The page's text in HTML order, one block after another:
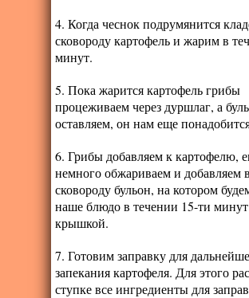
4. Когда чеснок подрумянится
сковороду картофель и жарим в
минут.
5. Пока жарится картофель грибы
процеживаем через дуршлаг, а
оставляем, он нам еще
6. Грибы добавляем к картофелю,
немного обжариваем и добавляем в
сковороду бульон, на котором
наше блюдо в течении 15-ти
крышкой.
7. Готовим заправку для
запекания картофеля. Для этого
ступке все ингредиенты для